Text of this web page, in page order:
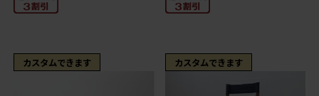
カスタムできます カスタムできます